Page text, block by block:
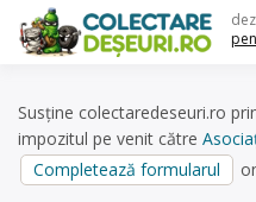
content
Susține colectaredeseuri.ro
impozitul pe venit către
Completează formularul